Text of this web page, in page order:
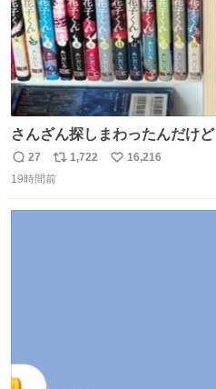
さんざん探しまわったんだけど なにくわぬ顔で横からはえ
てた
返
信
27
リ
ポ
1,722
い
16,216
19時間前